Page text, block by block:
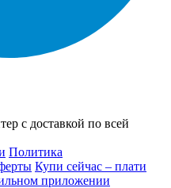
с доставкой по всей
Политика
Купи сейчас – плати
приложении